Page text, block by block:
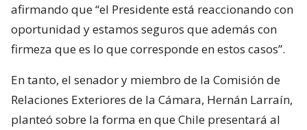
afirmando que “el Presidente está reaccionando con
oportunidad y estamos seguros que además con
firmeza que es lo que corresponde en estos casos”.
En tanto, el senador y miembro de la Comisión de
Relaciones Exteriores de la Cámara, Hernán Larraín,
planteó sobre la forma en que Chile presentará al